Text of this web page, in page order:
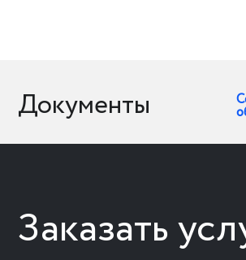
Документы
Заказать